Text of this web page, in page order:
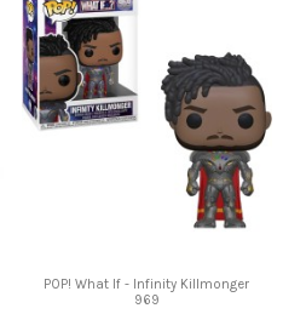
POP! What If - Infinity Killmonger
969